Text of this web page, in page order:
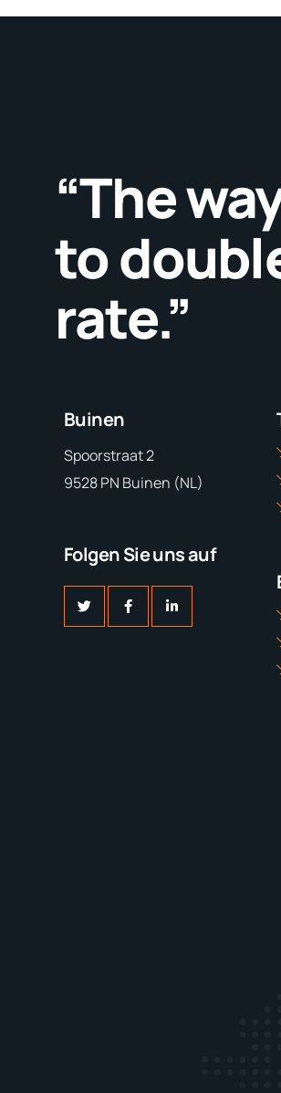
“The
to
rate.”
Buinen
Spoorstraat 2
9528 PN Buinen (NL)
Folgen Sie uns auf